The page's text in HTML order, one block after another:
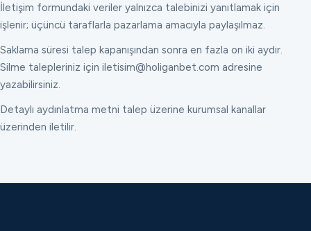
İletişim formundaki veriler yalnızca talebinizi yanıtlamak için
işlenir; üçüncü taraflarla pazarlama amacıyla paylaşılmaz.
Saklama süresi talep kapanışından sonra en fazla on iki aydır.
Silme talepleriniz için iletisim@holiganbet.com adresine
yazabilirsiniz.
Detaylı aydınlatma metni talep üzerine kurumsal kanallar
üzerinden iletilir.